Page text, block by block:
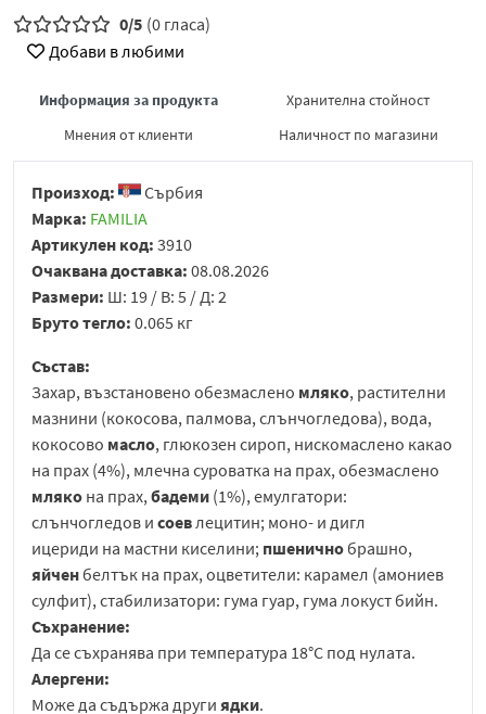
0/5 (0 гласа)
Добави в любими
Информация за продукта
Хранителна стойност
Мнения от клиенти
Наличност по магазини
Произход:
Сърбия
Марка: FAMILIA
Артикулен код: 3910
Очаквана доставка: 08.08.2026
Размери: Ш: 19 / В: 5 / Д: 2
Бруто тегло: 0.065 кг
Състав:
Захар, възстановено обезмаслено мляко, растителни
мазнини (кокосова, палмова, слънчогледова), вода,
кокосово масло, глюкозен сироп, нискомаслено какао
на прах (4%), млечна суроватка на прах, обезмаслено
мляко на прах,бадеми (1%), емулгатори:
слънчогледов и соевлецитин; моно- и дигл
ицериди на мастни киселини; пшеничнобрашно,
яйченбелтък на прах, оцветители: карамел (амониев
сулфит), стабилизатори: гума гуар, гума локуст бийн.
Съхранение:
Да се съхранява при температура 18°C под нулата.
Алергени:
Може да съдържа други ядки.